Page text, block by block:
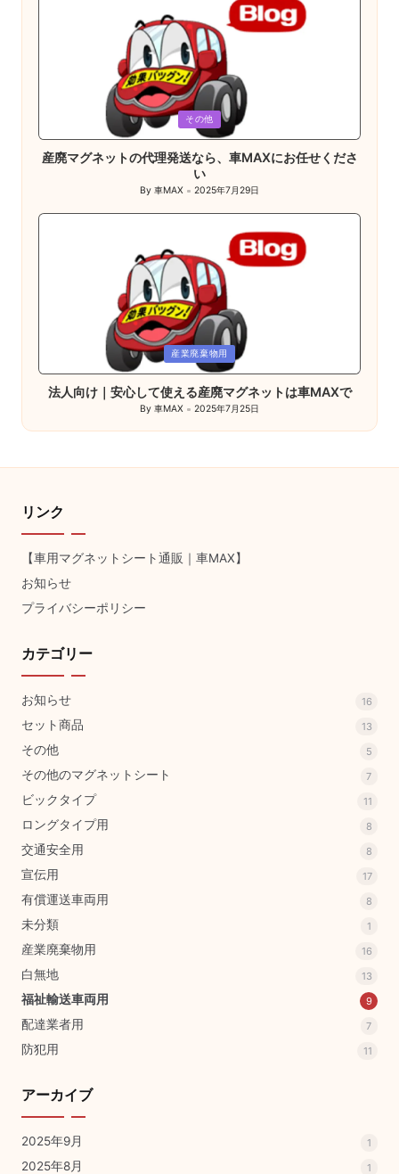
in
その他
産廃マグネットの代理発送なら、車MAXにお任せくださ
い
Posted
By 車MAX 2025年7月29日
in
産業廃棄物用
法人向け｜安心して使える産廃マグネットは車MAXで
Posted
By 車MAX 2025年7月25日
リンク
【車用マグネットシート通販｜車MAX】
お知らせ
プライバシーポリシー
カテゴリー
お知らせ 16
セット商品 13
その他 5
その他のマグネットシート 7
ビックタイプ 11
ロングタイプ用 8
交通安全用 8
宣伝用 17
有償運送車両用 8
未分類 1
産業廃棄物用 16
白無地 13
福祉輸送車両用 9
配達業者用 7
防犯用 11
アーカイブ
2025年9月 1
2025年8月 1